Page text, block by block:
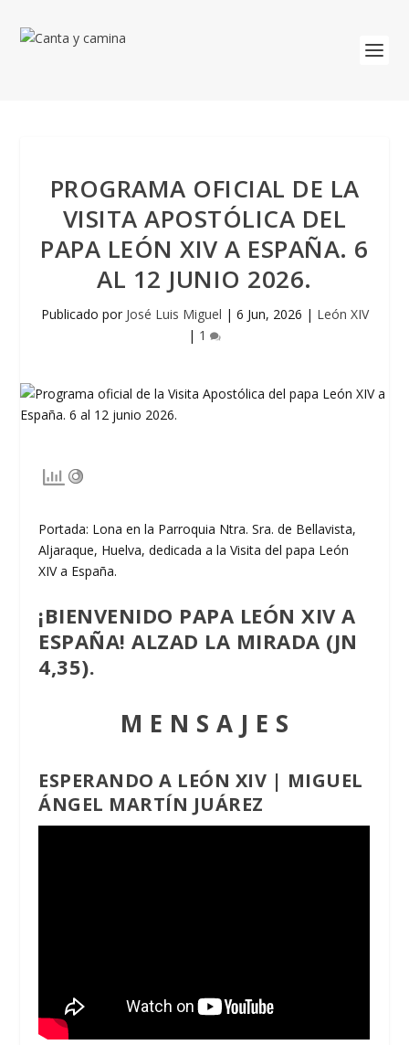
PROGRAMA OFICIAL DE LA
VISITA APOSTÓLICA DEL
PAPA LEÓN XIV A ESPAÑA. 6
AL 12 JUNIO 2026.
Publicado por José Luis Miguel | 6 Jun, 2026 | León XIV
| 1
Portada: Lona en la Parroquia Ntra. Sra. de Bellavista,
Aljaraque, Huelva, dedicada a la Visita del papa León
XIV a España.
¡BIENVENIDO PAPA LEÓN XIV A
ESPAÑA! ALZAD LA MIRADA (JN
4,35).
M E N S A J E S
ESPERANDO A LEÓN XIV | MIGUEL
ÁNGEL MARTÍN JUÁREZ